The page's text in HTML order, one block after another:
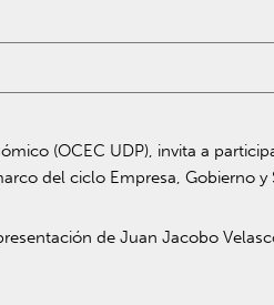
(OCEC UDP), invita a
del ciclo Empresa, Gobierno y
deJuan Jacobo